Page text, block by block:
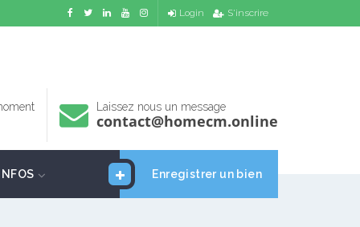
Login S'inscrire
Laissez nous un message
contact@homecm.online
Enregistrer un bien
INFOS